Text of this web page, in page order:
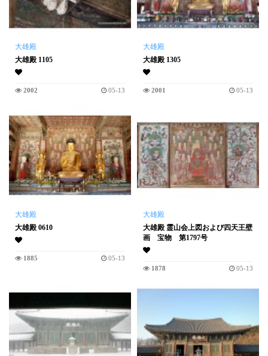
大雄殿
大雄殿 1105
2002 05-13
大雄殿
大雄殿 1305
2001 05-13
大雄殿
大雄殿 0610
1885 05-13
大雄殿
大雄殿 霊山会上図および四天王壁
画 宝物 第1797号
1878 05-13